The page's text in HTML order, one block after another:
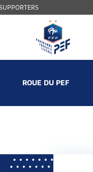
ROUE DU PEF